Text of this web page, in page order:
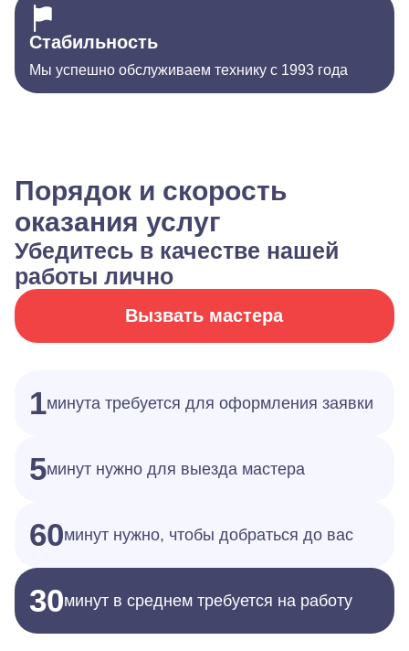
Стабильность
Мы успешно обслуживаем технику с 1993 года
Порядок и скорость
оказания услуг
Убедитесь в качестве нашей
работы лично
Вызвать мастера
1минута требуется для оформления заявки
5минут нужно для выезда мастера
60минут нужно, чтобы добраться до вас
30минут в среднем требуется на работу